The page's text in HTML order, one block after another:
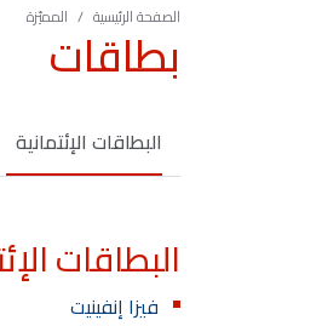
الصفحة الرئيسية المميّزة‬‬‬‬‬‬‬‬‬‬بطاقات
البطاقات الإئتمانية
البطاقات
فيزا إنفينيت